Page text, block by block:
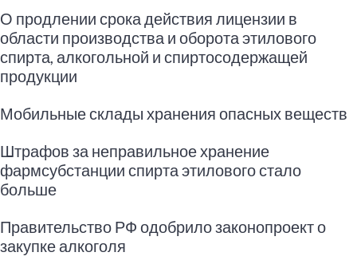
О продлении срока действия лицензии в
области производства и оборота этилового
спирта, алкогольной и спиртосодержащей
продукции
Мобильные склады хранения опасных веществ
Штрафов за неправильное хранение
фармсубстанции спирта этилового стало
больше
Правительство РФ одобрило законопроект о
закупке алкоголя